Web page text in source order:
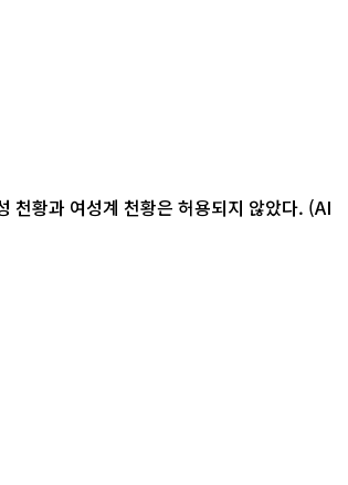
천황과 여성계 천황은 허용되지 않았다. (AI